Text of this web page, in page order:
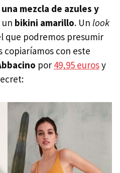
mezcla de azules y
bikini amarillo. Un look
que podremos presumir
copiaríamos con este
por 49,95 eurosy